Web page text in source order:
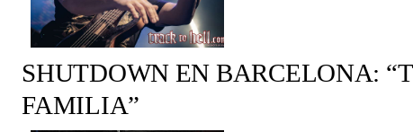
SHUTDOWN EN BARCELONA:
FAMILIA”